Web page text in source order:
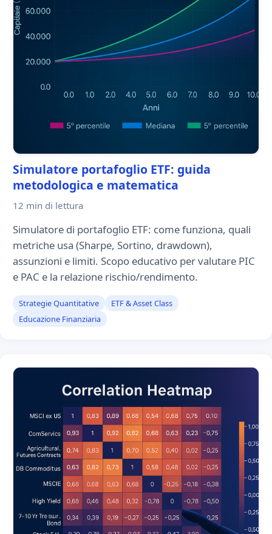
Simulatore portafoglio ETF: guida
metodologica e matematica
12 min di lettura
Simulatore di portafoglio ETF: come funziona, quali
metriche usa (Sharpe, Sortino, drawdown),
assunzioni e limiti. Scopo educativo per valutare PIC
e PAC e la relazione rischio/rendimento.
Strategie Quantitative
ETF & Asset Class
Educazione Finanziaria